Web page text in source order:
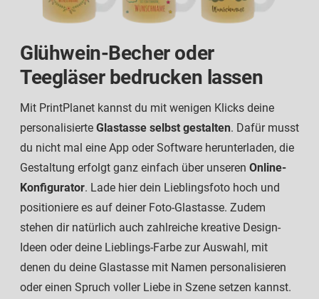
Glühwein-Becher oder
Teegläser bedrucken lassen
Mit PrintPlanet kannst du mit wenigen Klicks deine
personalisierte Glastasse selbst gestalten. Dafür musst
du nicht mal eine App oder Software herunterladen, die
Gestaltung erfolgt ganz einfach über unseren Online-
Konfigurator. Lade hier dein Lieblingsfoto hoch und
positioniere es auf deiner Foto-Glastasse. Zudem
stehen dir natürlich auch zahlreiche kreative Design-
Ideen oder deine Lieblings-Farbe zur Auswahl, mit
denen du deine Glastasse mit Namen personalisieren
oder einen Spruch voller Liebe in Szene setzen kannst.